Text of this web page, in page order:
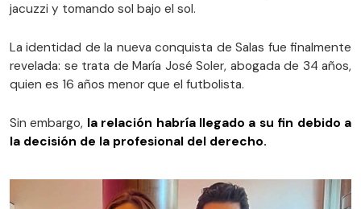
jacuzzi y tomando sol bajo el sol.
La identidad de la nueva conquista de Salas fue finalmente
revelada: se trata de María José Soler, abogada de 34 años,
quien es 16 años menor que el futbolista.
Sin embargo, la relación habría llegado a su fin debido a
la decisión de la profesional del derecho.